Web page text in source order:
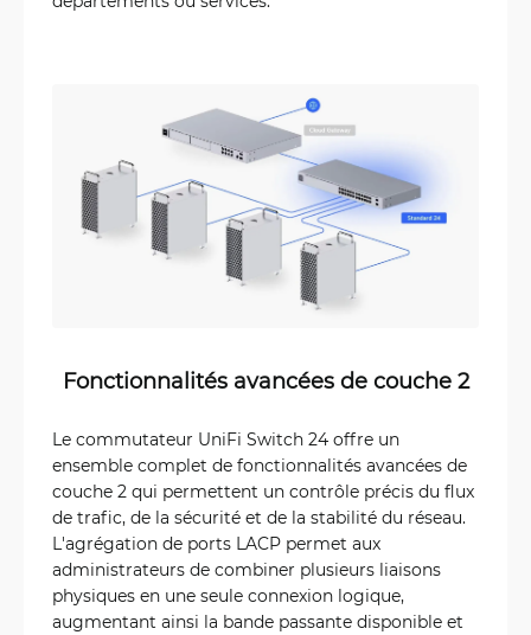
Fonctionnalités avancées de couche 2
Le commutateur UniFi Switch 24 offre un
ensemble complet de fonctionnalités avancées de
couche 2 qui permettent un contrôle précis du flux
de trafic, de la sécurité et de la stabilité du réseau.
L'agrégation de ports LACP permet aux
administrateurs de combiner plusieurs liaisons
physiques en une seule connexion logique,
augmentant ainsi la bande passante disponible et